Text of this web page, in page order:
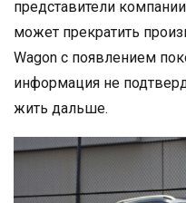
представители
может прекратить
Wagon с появлением
информация не
жить дальше.